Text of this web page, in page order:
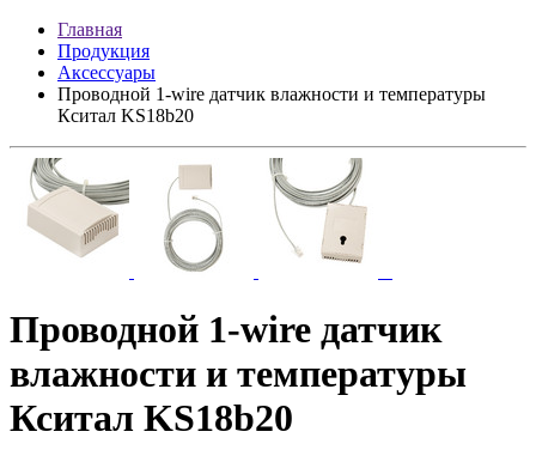
Главная
Продукция
Аксессуары
Проводной 1-wire датчик влажности и температуры
Кситал KS18b20
Проводной 1-wire датчик
влажности и температуры
Кситал KS18b20